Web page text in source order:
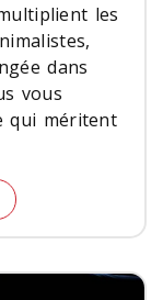
les
dans
vous
qui méritent
FOLK